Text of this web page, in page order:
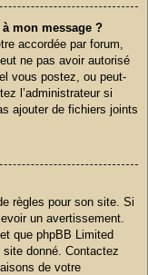
mon message ?
accordée par forum,
ne pas avoir autorisé
vous postez, ou peut-
l’administrateur si
ajouter de fichiers joints
règles pour son site. Si
un avertissement.
que phpBB Limited
site donné. Contactez
de votre